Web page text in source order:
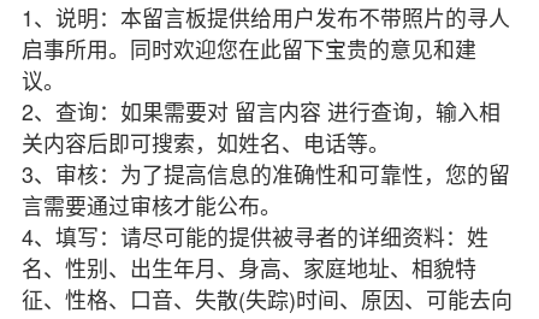
1、说明：本留言板提供给用户发布不带照片的寻人
启事所用。同时欢迎您在此留下宝贵的意见和建
议。
2、查询：如果需要对 留言内容 进行查询，输入相
关内容后即可搜索，如姓名、电话等。
3、审核：为了提高信息的准确性和可靠性，您的留
言需要通过审核才能公布。
4、填写：请尽可能的提供被寻者的详细资料：姓
名、性别、出生年月、身高、家庭地址、相貌特
征、性格、口音、失散(失踪)时间、原因、可能去向